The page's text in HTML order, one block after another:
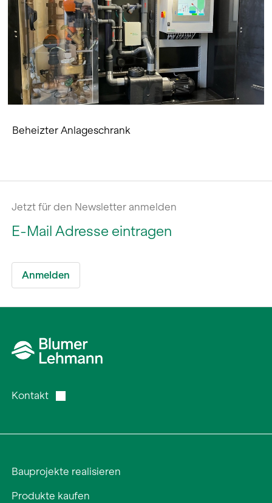
Beheizter Anlageschrank
Jetzt für den Newsletter anmelden
Kontakt
Bauprojekte realisieren
Produkte kaufen